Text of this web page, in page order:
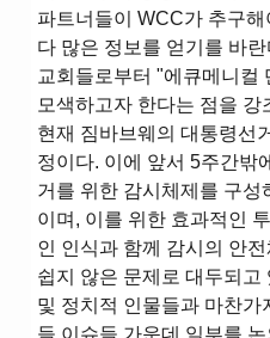
파트너들이 WCC가 추구
다 많은 정보를 얻기를 바
교회들로부터 "에큐메니컬
모색하고자 한다는 점을 강
현재 짐바브웨의 대통령선
정이다. 이에 앞서 5주간밖
거를 위한 감시체제를 구성
이며, 이를 위한 효과적인
인 인식과 함께 감시의 안
쉽지 않은 문제로 대두되고
및 정치적 인물들과 마찬가
들 이슈들 가운데 일부를